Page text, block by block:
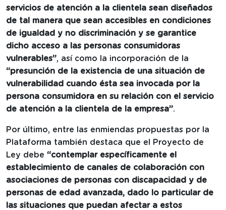
servicios de atención a la clientela sean diseñados
de tal manera que sean accesibles en condiciones
de igualdad y no discriminación y se garantice
dicho acceso a las personas consumidoras
vulnerables”, así como la incorporación de la
“presunción de la existencia de una situación de
vulnerabilidad cuando ésta sea invocada por la
persona consumidora en su relación con el servicio
de atención a la clientela de la empresa”.
Por último, entre las enmiendas propuestas por la
Plataforma también destaca que el Proyecto de
Ley debe “contemplar específicamente el
establecimiento de canales de colaboración con
asociaciones de personas con discapacidad y de
personas de edad avanzada, dado lo particular de
las situaciones que puedan afectar a estos